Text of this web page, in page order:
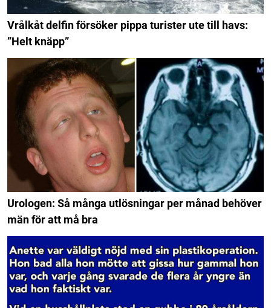
Vrålkåt delfin försöker pippa turister ute till havs:
”Helt knäpp”
Urologen: Så många utlösningar per månad behöver
män för att må bra